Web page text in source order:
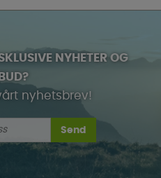
NYHETER OG
nyhetsbrev!
Send